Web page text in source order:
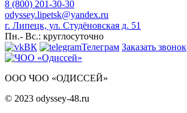
8 (800) 201-30-30
odyssey.lipetsk@yandex.ru
г. Липецк, ул. Студёновская д. 51
Пн.- Вс.: круглосуточно
ВК
Телеграм Заказать звонок
ООО ЧОО «ОДИССЕЙ»
© 2023 odyssey-48.ru